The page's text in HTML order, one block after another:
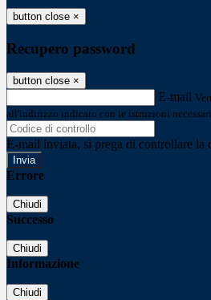
button close ×
Recupero password
button close ×
E-mail
all'indirizzo indicato con le istruzioni
E-mail inviata, si prega di controllare la
Errore
Chiudi
Successo
Chiudi
Informazione
Chiudi